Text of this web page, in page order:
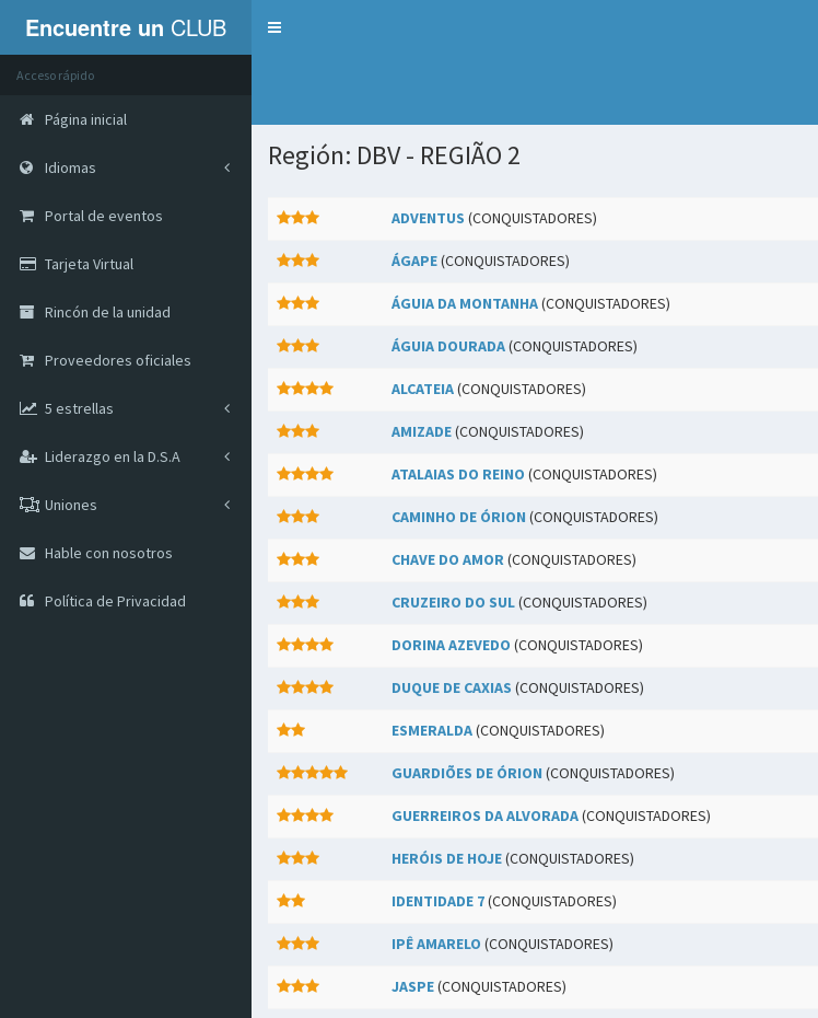
Encuentre un CLUB Servicios
Acceso rápido
Página inicial
Idiomas
Portal de eventos
Tarjeta Virtual
Rincón de la unidad
Proveedores oficiales
5 estrellas
Liderazgo en la D.S.A
Uniones
Hable con nosotros
Política de Privacidad
Región: DBV - REGIÃO 2
ADVENTUS (CONQUISTADORES)
ÁGAPE(CONQUISTADORES)
ÁGUIA DA MONTANHA(CONQUISTADORES)
ÁGUIA DOURADA(CONQUISTADORES)
ALCATEIA(CONQUISTADORES)
AMIZADE(CONQUISTADORES)
ATALAIAS DO REINO (CONQUISTADORES)
CAMINHO DE ÓRION (CONQUISTADORES)
CHAVE DO AMOR(CONQUISTADORES)
CRUZEIRO DO SUL(CONQUISTADORES)
DORINA AZEVEDO (CONQUISTADORES)
DUQUE DE CAXIAS (CONQUISTADORES)
ESMERALDA(CONQUISTADORES)
GUARDIÕES DE ÓRION (CONQUISTADORES)
GUERREIROS DA ALVORADA(CONQUISTADORES)
HERÓIS DE HOJE(CONQUISTADORES)
IDENTIDADE 7(CONQUISTADORES)
IPÊ AMARELO (CONQUISTADORES)
JASPE(CONQUISTADORES)